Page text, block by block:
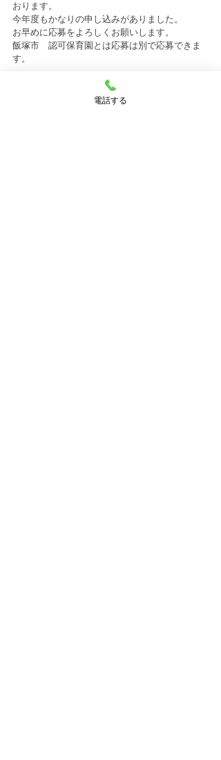
おります。
今年度もかなりの申し込みがありました。
お早めに応募をよろしくお願いします。
飯塚市　認可保育園とは応募は別で応募できま
す。
人気の保育園なので、相談はお早めにお願いし
電話する